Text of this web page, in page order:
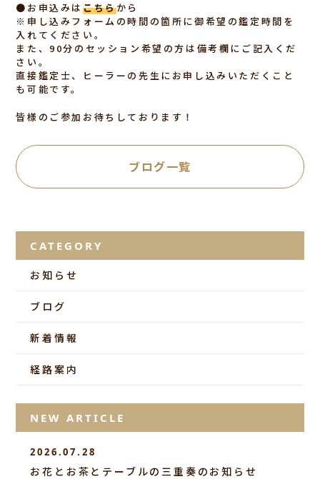
●お申込みはこちらから
※申し込みフォームの時間の箇所に御希望の鑑定時間を
入れてください。
また、90分のセッション希望の方は備考欄にご記入くだ
さい。
直接鑑定士、ヒーラーの先生にお申し込みいただくこと
も可能です。
皆様のご参加お待ちしております！
ブログ一覧
CATEGORY
お知らせ
ブログ
新着情報
経路案内
NEW ARTICLE
2026.07.28
お花とお茶とテーブルの三重奏のお知らせ